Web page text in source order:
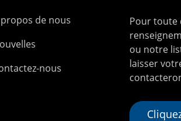
de nous
nous
Pour toute
ou notre
laisser